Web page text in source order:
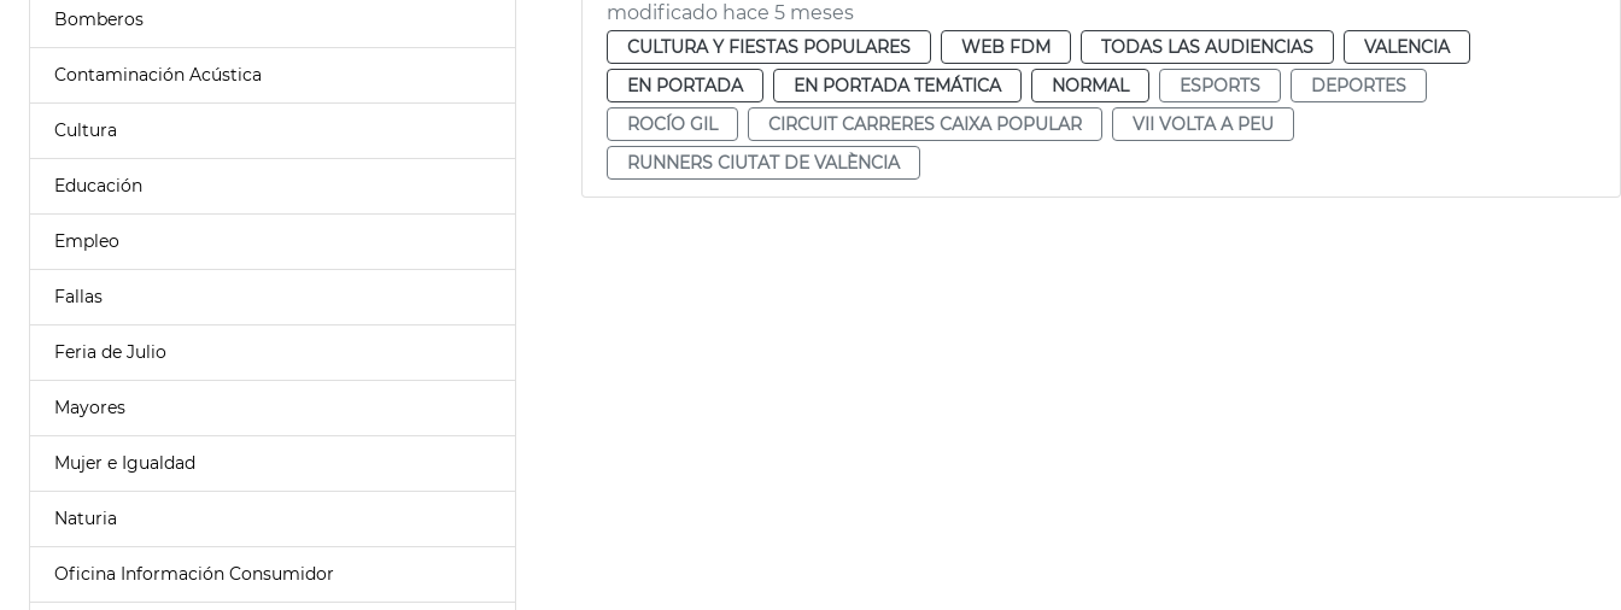
Bomberos
Contaminación Acústica
Cultura
Educación
Empleo
Fallas
Feria de Julio
Mayores
Mujer e Igualdad
Naturia
Oficina Información Consumidor
modificado hace 5 meses
CULTURA Y FIESTAS POPULARES WEB FDM TODAS LAS AUDIENCIAS
VALENCIA
EN PORTADA
EN PORTADA TEMÁTICA NORMAL ESPORTS
DEPORTES
ROCÍO GIL
CIRCUIT CARRERES CAIXA POPULAR
VII VOLTA A PEU
RUNNERS CIUTAT DE VALÈNCIA